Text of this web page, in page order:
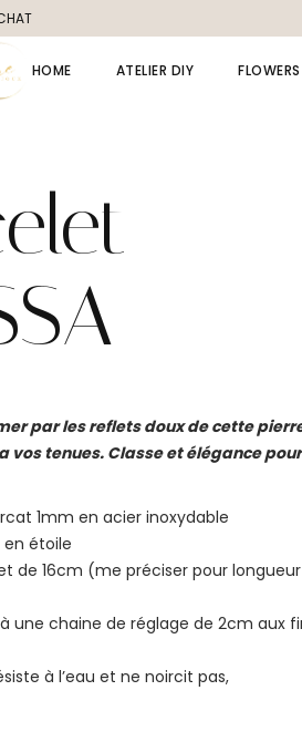
HOME ATELIER DIY
par les reflets doux de cette
vos tenues. Classe et élégance
1mm en acier inoxydable
en étoile
de 16cm (me préciser pour longueur
une chaine de réglage de 2cm aux
à l’eau et ne noircit pas,